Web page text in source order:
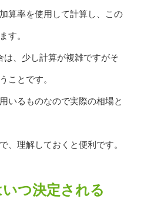
算率を使用して計算し、この
す。
は、少し計算が複雑ですがそ
ことです。
いるものなので実際の相場と
、理解しておくと便利です。
つ決定される